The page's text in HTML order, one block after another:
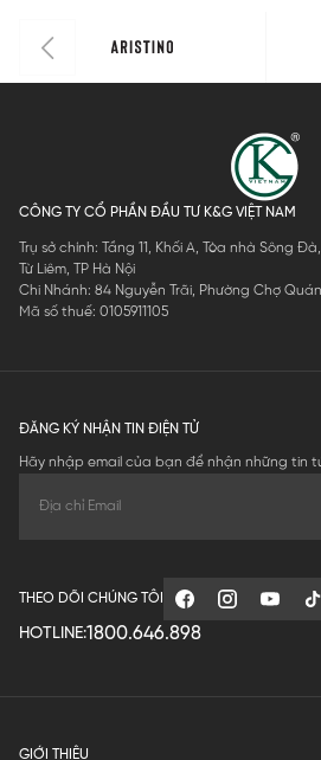
CÔNG TY CỔ PHẦN ĐẦU TƯ K&G VIỆT NAM
Trụ sở chính: Tầng 11, Khối A, Tòa nhà Sông
Từ Liêm, TP Hà Nội
Chi Nhánh: 84 Nguyễn Trãi, Phường Chợ
Mã số thuế: 0105911105
ĐĂNG KÝ NHẬN TIN ĐIỆN TỬ
Hãy nhập email của bạn để nhận những tin
THEO DÕI CHÚNG TÔI
HOTLINE:1800.646.898
GIỚI THIỆU